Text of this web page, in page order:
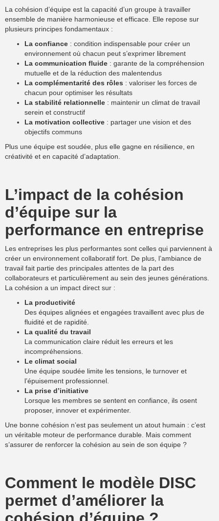
La cohésion d’équipe est la capacité d’un groupe à travailler
ensemble de manière harmonieuse et efficace. Elle repose sur
plusieurs principes fondamentaux :
La confiance : condition indispensable pour créer un
environnement où chacun peut s’exprimer librement
La communication fluide : garante de la compréhension
mutuelle et de la réduction des malentendus
La complémentarité des rôles : valoriser les forces de
chacun pour optimiser les résultats
La stabilité relationnelle : maintenir un climat de travail
serein et constructif
La motivation collective : partager une vision et des
objectifs communs
Plus une équipe est soudée, plus elle gagne en résilience, en
créativité et en capacité d’adaptation.
L’impact de la cohésion
d’équipe sur la
performance en entreprise
Les entreprises les plus performantes sont celles qui parviennent à
créer un environnement collaboratif fort. De plus, l’ambiance de
travail fait partie des principales attentes de la part des
collaborateurs et particulièrement au sein des jeunes générations.
La cohésion a un impact direct sur :
La productivité
Des équipes alignées et engagées travaillent avec plus de
fluidité et de rapidité.
La qualité du travail
La communication claire réduit les erreurs et les
incompréhensions.
Le climat social
Une équipe soudée limite les tensions, le turnover et
l’épuisement professionnel.
La prise d’initiative
Lorsque les membres se sentent en confiance, ils osent
proposer, innover et expérimenter.
Une bonne cohésion n’est pas seulement un atout humain : c’est
un véritable moteur de performance durable. Mais comment
s’assurer de renforcer la cohésion au sein de son équipe ?
Comment le modèle DISC
permet d’améliorer la